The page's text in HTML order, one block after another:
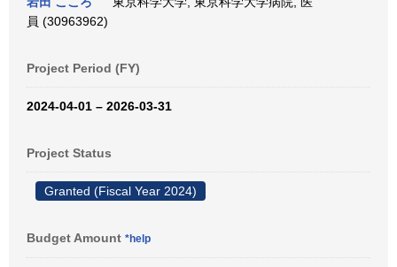
員 (30963962)
Project Period (FY)
2024-04-01 – 2026-03-31
Project Status
Granted (Fiscal Year 2024)
Budget Amount *help